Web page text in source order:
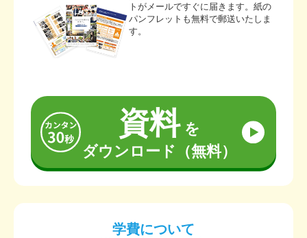
トがメールですぐに届きます。紙の
パンフレットも無料で郵送いたしま
す。
資料を
ダウンロード（無料）
学費について